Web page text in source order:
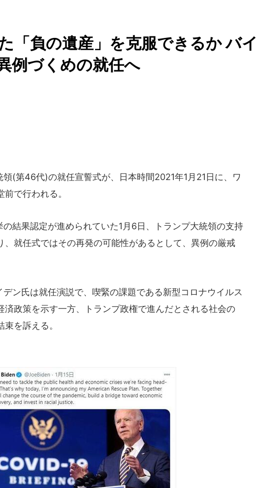
「負の遺産」を克服できるか バイ
例づくめの就任へ
(第46代)の就任宣誓式が、日本時間2021年1月21日に、ワ
で行われる。
結果認定が進められていた1月6日、トランプ大統領の支持
、就任式ではその再発の可能性があるとして、異例の厳戒
ン氏は就任演説で、喫緊の課題である新型コロナウイルス
済政策を示す一方、トランプ政権で進んだとされる社会の
を訴える。